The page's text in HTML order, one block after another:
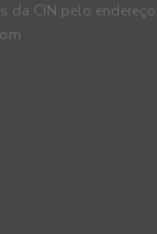
da CIN pelo